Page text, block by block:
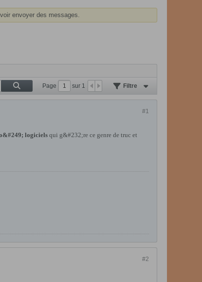
envoyer des messages.
Page sur 1 Filtre
#1
logicielsqui g&#232;re ce genre de truc et
#2